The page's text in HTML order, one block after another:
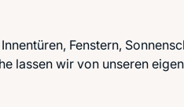
Fenstern,
lassen wir von unseren